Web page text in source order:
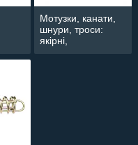
Мотузки, канати,
шнури, троси:
якірні,